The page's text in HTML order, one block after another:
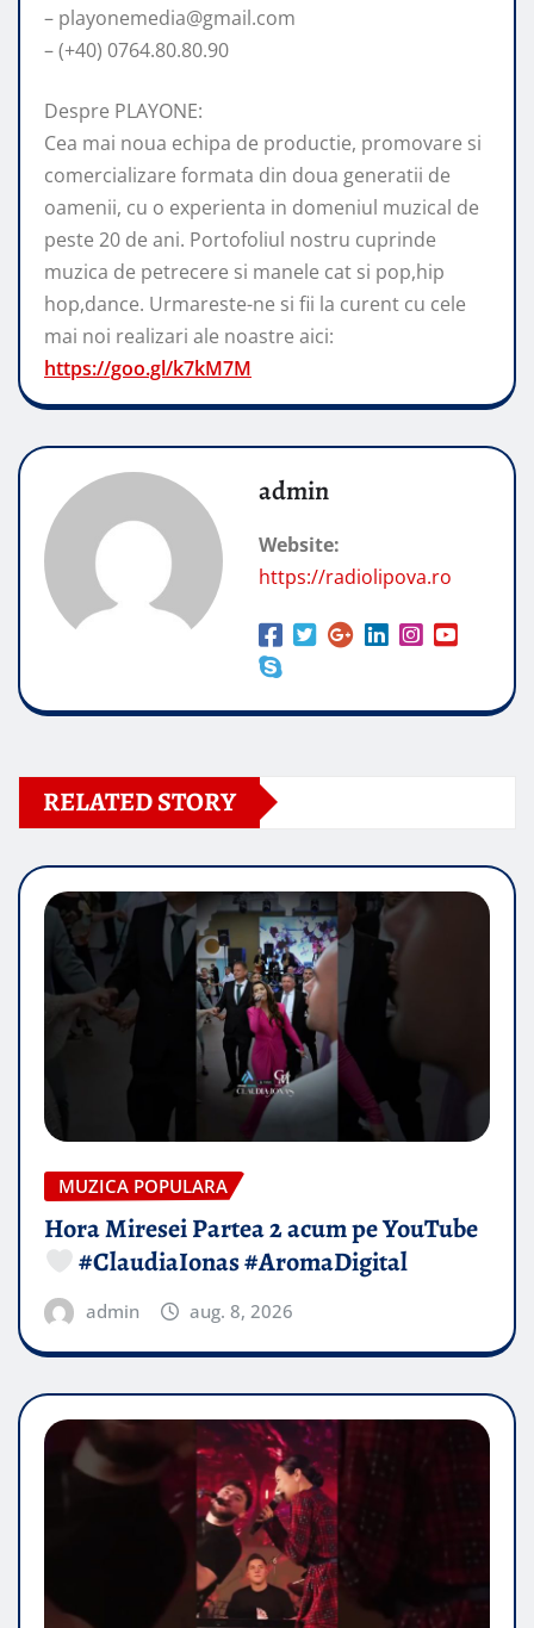
– playonemedia@gmail.com
– (+40) 0764.80.80.90
Despre PLAYONE:
Cea mai noua echipa de productie, promovare si
comercializare formata din doua generatii de
oamenii, cu o experienta in domeniul muzical de
peste 20 de ani. Portofoliul nostru cuprinde
muzica de petrecere si manele cat si pop,hip
hop,dance. Urmareste-ne si fii la curent cu cele
mai noi realizari ale noastre aici:
https://goo.gl/k7kM7M
admin
Website:
https://radiolipova.ro
RELATED STORY
MUZICA POPULARA
Hora Miresei Partea 2 acum pe YouTube
#ClaudiaIonas #AromaDigital
admin aug. 8, 2026